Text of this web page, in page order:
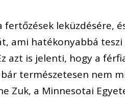
leküzdésére,
ami hatékonyabbá
azt is jelenti, hogy a
természetesen nem
Zuk, a Minnesotai